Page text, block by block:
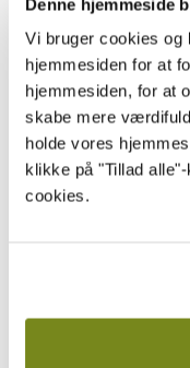
Denne hjemmeside
Vi bruger cookies og
hjemmesiden for at
hjemmesiden, for at
skabe mere
holde vores
klikke på "Tillad
cookies.
Foruden at
er af høj
havehytten